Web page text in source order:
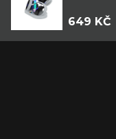
649 KČ